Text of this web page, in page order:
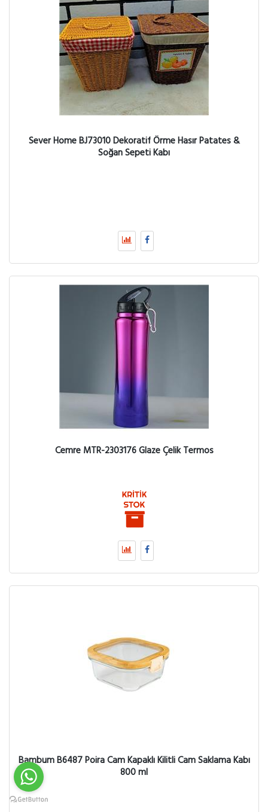
Sever Home BJ73010 Dekoratif Örme Hasır Patates &
Soğan Sepeti Kabı
Cemre MTR-2303176 Glaze Çelik Termos
Bambum B6487 Poira Cam Kapaklı Kilitli Cam Saklama Kabı
800 ml